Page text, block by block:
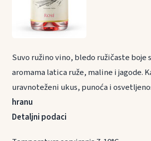
Suvo ružino vino, bledo ružičaste boje
aromama latica ruže, maline i jagode.
uravnoteženi ukus, punoća i
hranu
Detaljni podaci